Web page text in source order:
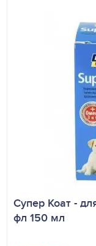
Супер Коат -
фл 150 мл